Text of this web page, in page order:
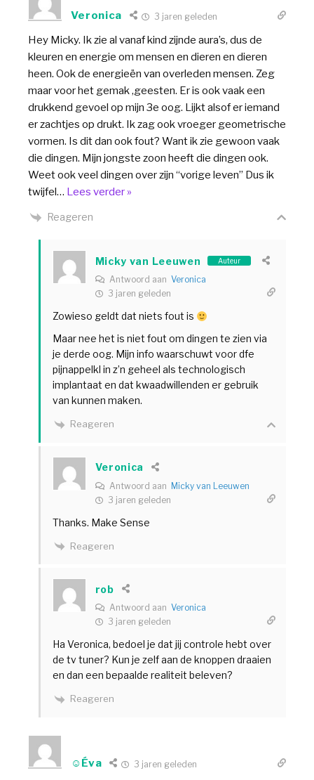
Veronica 3 jaren geleden
Hey Micky. Ik zie al vanaf kind zijnde aura’s, dus de
kleuren en energie om mensen en dieren en dieren
heen. Ook de energieën van overleden mensen. Zeg
maar voor het gemak ,geesten. Er is ook vaak een
drukkend gevoel op mijn 3e oog. Lijkt alsof er iemand
er zachtjes op drukt. Ik zag ook vroeger geometrische
vormen. Is dit dan ook fout? Want ik zie gewoon vaak
die dingen. Mijn jongste zoon heeft die dingen ook.
Weet ook veel dingen over zijn “vorige leven” Dus ik
twijfel… Lees verder »
Reageren
Micky van Leeuwen Auteur
Antwoord aan Veronica
3 jaren geleden
Zowieso geldt dat niets fout is
Maar nee het is niet fout om dingen te zien via
je derde oog. Mijn info waarschuwt voor dfe
pijnappelkl in z’n geheel als technologisch
implantaat en dat kwaadwillenden er gebruik
van kunnen maken.
Reageren
Veronica
Antwoord aan Micky van Leeuwen
3 jaren geleden
Thanks. Make Sense
Reageren
rob
Antwoord aan Veronica
3 jaren geleden
Ha Veronica, bedoel je dat jij controle hebt over
de tv tuner? Kun je zelf aan de knoppen draaien
en dan een bepaalde realiteit beleven?
Reageren
☺Éva 3 jaren geleden